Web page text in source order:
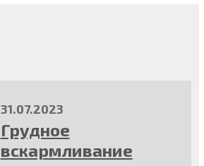
31.07.2023
Грудное
вскармливание